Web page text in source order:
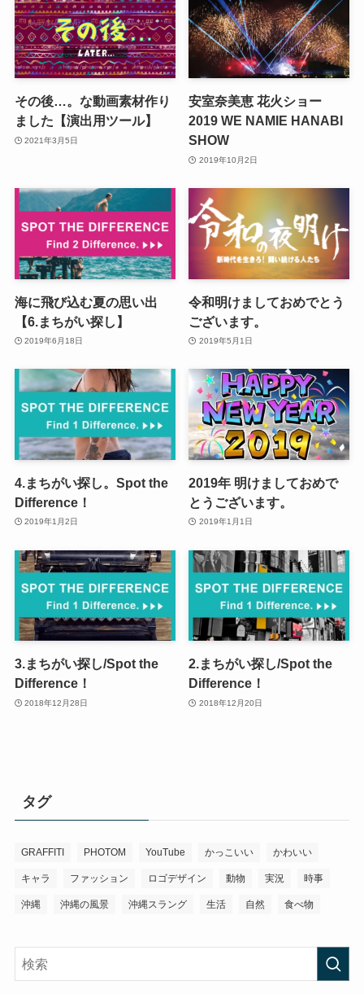
その後…。な動画素材作り
ました【演出用ツール】
2021年3月5日
安室奈美恵 花火ショー
2019 WE NAMIE HANABI
SHOW
2019年10月2日
海に飛び込む夏の思い出
【6.まちがい探し】
2019年6月18日
令和明けましておめでとう
ございます。
2019年5月1日
4.まちがい探し。Spot the
Difference！
2019年1月2日
2019年 明けましておめで
とうございます。
2019年1月1日
3.まちがい探し/Spot the
Difference！
2018年12月28日
2.まちがい探し/Spot the
Difference！
2018年12月20日
タグ
GRAFFITI PHOTOM YouTube かっこいい かわいい
キャラ ファッション ロゴデザイン 動物 実況 時事
沖縄 沖縄の風景 沖縄スラング 生活 自然 食べ物